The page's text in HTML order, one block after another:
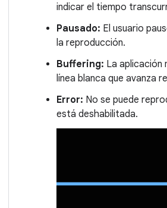
indicar el tiempo
Pausado: El usuario
la reproducción.
Buffering: La aplicación
línea blanca que avanza
Error: No se puede
está deshabilitada.